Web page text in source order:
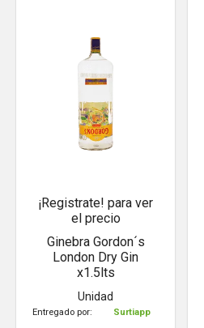
¡Registrate! para ver
el precio
Ginebra Gordon´s
London Dry Gin
x1.5lts
Unidad
Entregado por: Surtiapp